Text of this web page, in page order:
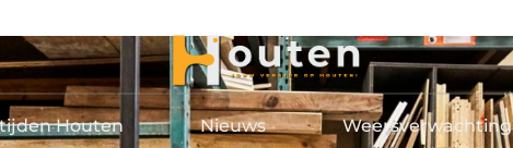
Houten Nieuws Weersverwachting